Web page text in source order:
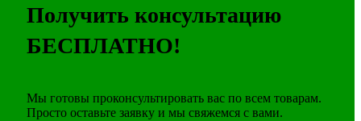
Получить консультацию
БЕСПЛАТНО!
Мы готовы проконсультировать вас по всем товарам.
Просто оставьте заявку и мы свяжемся с вами.